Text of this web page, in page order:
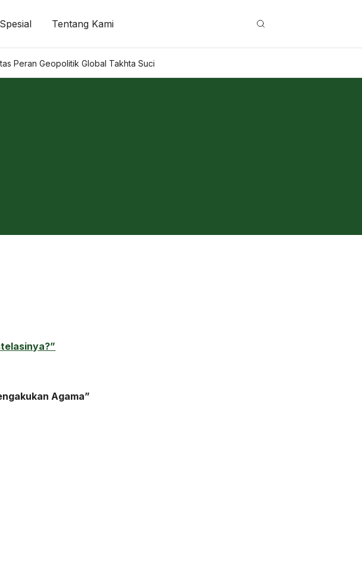
Spesial Tentang Kami
Peran Geopolitik Global Takhta Suci
Agama”